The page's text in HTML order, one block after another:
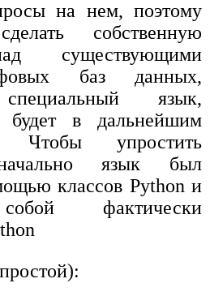
на нем, поэтому
собственную
существующими
баз данных,
язык,
в дальнейшим
Чтобы упростить
язык был
классов Python и
фактически